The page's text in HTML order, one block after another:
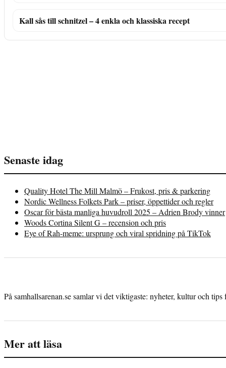
Kall sås till schnitzel – 4 enkla och klassiska recept
Senaste idag
Quality Hotel The Mill Malmö – Frukost, pris & parkering
Nordic Wellness Folkets Park – priser, öppettider och regler
Oscar för bästa manliga huvudroll 2025 – Adrien Brody vinner
Woods Cortina Silent G – recension och pris
Eye of Rah-meme: ursprung och viral spridning på TikTok
På samhallsarenan.se samlar vi det viktigaste: nyheter, kultur och tips
Mer att läsa